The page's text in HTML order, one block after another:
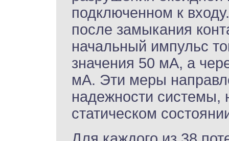
подключенном к
после замыкания
начальный импульс
значения 50 мА, а
мА. Эти меры
надежности системы,
статическом